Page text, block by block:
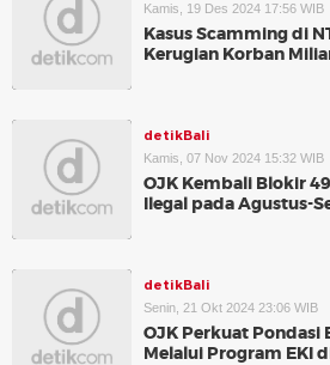
Kamis, 19 Des 2024 17:56 WIB
Kasus Scamming di
Kerugian Korban
detikBali
Kamis, 07 Nov 2024 15:32 WIB
OJK Kembali Blokir
Ilegal pada Agustus-
detikBali
Senin, 21 Okt 2024 23:06 WIB
OJK Perkuat Pondasi
Melalui Program EKI